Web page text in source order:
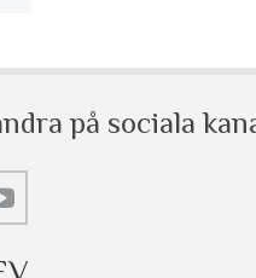
på sociala